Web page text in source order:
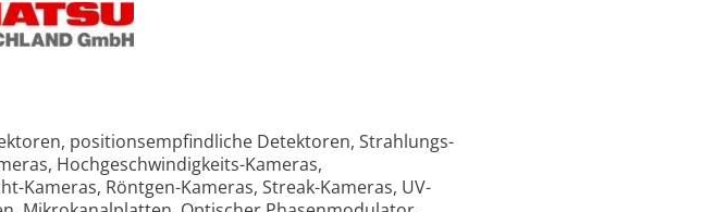
positionsempfindliche Detektoren, Strahlungs-
Hochgeschwindigkeits-Kameras,
Kameras, Röntgen-Kameras, Streak-Kameras, UV-